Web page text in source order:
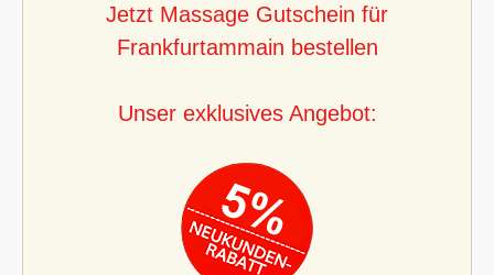
Jetzt Massage Gutschein für
Frankfurtammain bestellen
Unser exklusives Angebot: